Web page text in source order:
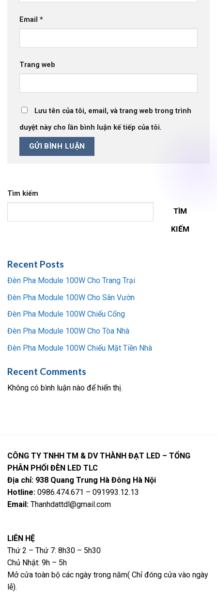
Email *
Trang web
Lưu tên của tôi, email, và trang web trong trình
duyệt này cho lần bình luận kế tiếp của tôi.
Tìm kiếm
TÌM
KIẾM
Recent Posts
Đèn Pha Module 100W Cho Trang Trại
Đèn Pha Module 100W Cho Sân Vườn
Đèn Pha Module 100W Chiếu Cổng
Đèn Pha Module 100W Cho Tòa Nhà
Đèn Pha Module 100W Chiếu Mặt Tiền Nhà
Recent Comments
Không có bình luận nào để hiển thị.
CÔNG TY TNHH TM & DV THÀNH ĐẠT LED – TỔNG
PHÂN PHỐI ĐÈN LED TLC
Địa chỉ: 938 Quang Trung Hà Đông Hà Nội
Hotline: 0986.474.671 – 091993.12.13
Email: Thanhdattdl@gmail.com
LIÊN HỆ
Thứ 2 – Thứ 7: 8h30 – 5h30
Chủ Nhật: 9h – 5h
Mở cửa toàn bộ các ngày trong năm( Chỉ đóng cửa vào ngày
lễ).